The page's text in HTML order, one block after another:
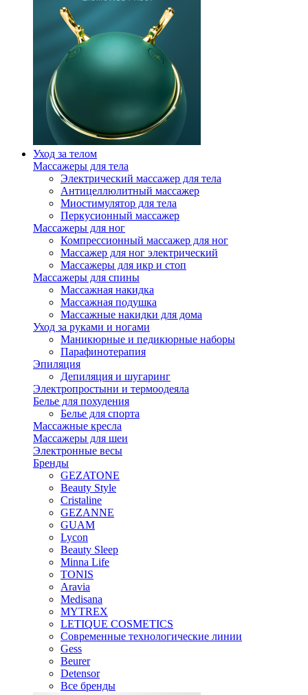
Уход за телом
Массажеры для тела
Электрический массажер для тела
Антицеллюлитный массажер
Миостимулятор для тела
Перкусионный массажер
Массажеры для ног
Компрессионный массажер для ног
Массажер для ног электрический
Массажеры для икр и стоп
Массажеры для спины
Массажная накидка
Массажная подушка
Массажные накидки для дома
Уход за руками и ногами
Маникюрные и педикюрные наборы
Парафинотерапия
Эпиляция
Депиляция и шугаринг
Электропростыни и термоодеяла
Белье для похудения
Белье для спорта
Массажные кресла
Массажеры для шеи
Электронные весы
Бренды
GEZATONE
Beauty Style
Cristaline
GEZANNE
GUAM
Lycon
Beauty Sleep
Minna Life
TONIS
Aravia
Medisana
MYTREX
LETIQUE COSMETICS
Современные технологические линии
Gess
Beurer
Detensor
Все бренды